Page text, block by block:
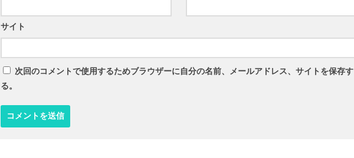
サイト
次回のコメントで使用するためブラウザーに自分の名前、メールアドレス、サイトを保存す
る。